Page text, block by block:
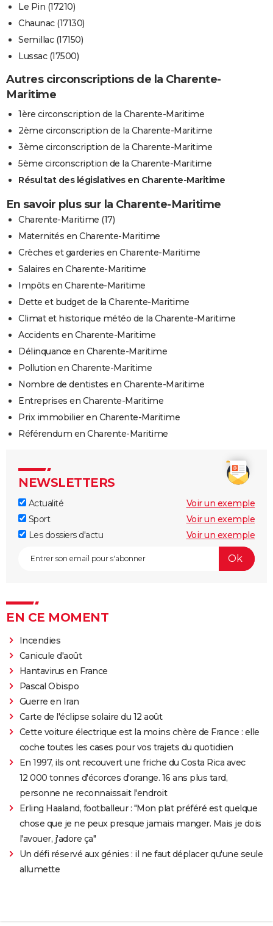
Le Pin (17210)
Chaunac (17130)
Semillac (17150)
Lussac (17500)
Autres circonscriptions de la Charente-
Maritime
1ère circonscription de la Charente-Maritime
2ème circonscription de la Charente-Maritime
3ème circonscription de la Charente-Maritime
5ème circonscription de la Charente-Maritime
Résultat des législatives en Charente-Maritime
En savoir plus sur la Charente-Maritime
Charente-Maritime (17)
Maternités en Charente-Maritime
Crèches et garderies en Charente-Maritime
Salaires en Charente-Maritime
Impôts en Charente-Maritime
Dette et budget de la Charente-Maritime
Climat et historique météo de la Charente-Maritime
Accidents en Charente-Maritime
Délinquance en Charente-Maritime
Pollution en Charente-Maritime
Nombre de dentistes en Charente-Maritime
Entreprises en Charente-Maritime
Prix immobilier en Charente-Maritime
Référendum en Charente-Maritime
NEWSLETTERS
Actualité
Voir un exemple
Sport
Voir un exemple
Les dossiers d'actu
Voir un exemple
EN CE MOMENT
Incendies
Canicule d'août
Hantavirus en France
Pascal Obispo
Guerre en Iran
Carte de l'éclipse solaire du 12 août
Cette voiture électrique est la moins chère de France : elle
coche toutes les cases pour vos trajets du quotidien
En 1997, ils ont recouvert une friche du Costa Rica avec
12 000 tonnes d'écorces d'orange. 16 ans plus tard,
personne ne reconnaissait l'endroit
Erling Haaland, footballeur : "Mon plat préféré est quelque
chose que je ne peux presque jamais manger. Mais je dois
l'avouer, j'adore ça"
Un défi réservé aux génies : il ne faut déplacer qu'une seule
allumette